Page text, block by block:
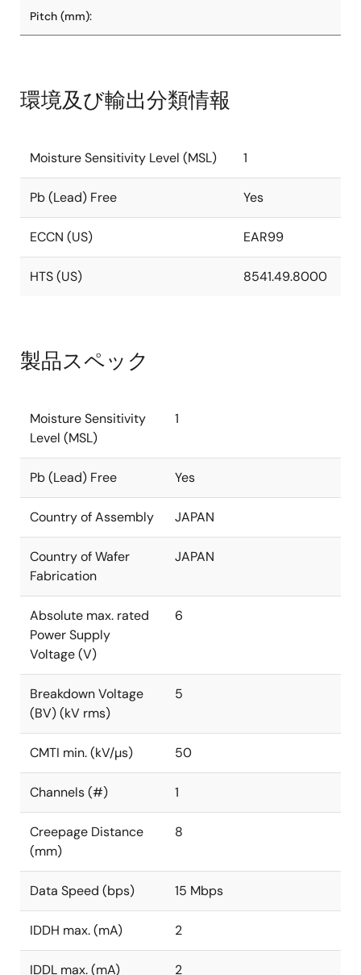
Pitch (mm):
環境及び輸出分類情報
Moisture Sensitivity Level (MSL) 1
Pb (Lead) Free Yes
ECCN (US) EAR99
HTS (US) 8541.49.8000
製品スペック
Moisture Sensitivity
Level (MSL)
1
Pb (Lead) Free Yes
Country of Assembly JAPAN
Country of Wafer
Fabrication
JAPAN
Absolute max. rated
Power Supply
Voltage (V)
6
Breakdown Voltage
(BV) (kV rms)
5
CMTI min. (kV/µs) 50
Channels (#) 1
Creepage Distance
(mm)
8
Data Speed (bps) 15 Mbps
IDDH max. (mA) 2
IDDL max. (mA) 2